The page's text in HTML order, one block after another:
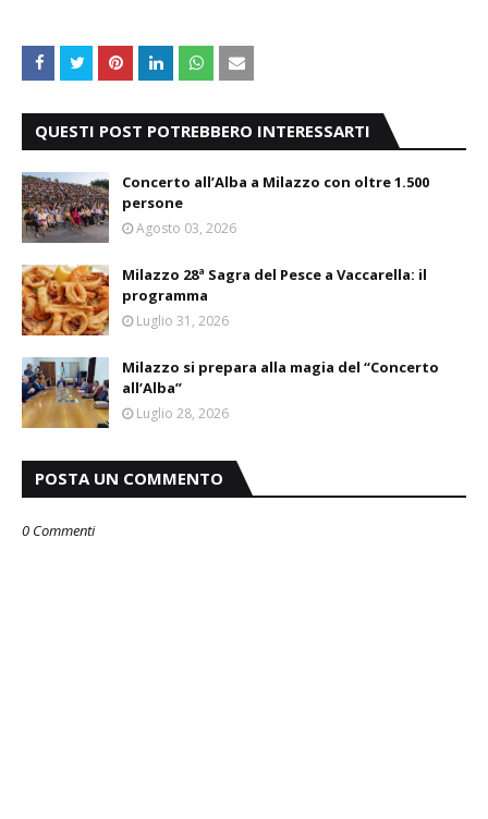
QUESTI POST POTREBBERO INTERESSARTI
Concerto all’Alba a Milazzo con oltre 1.500
persone
Agosto 03, 2026
Milazzo 28ª Sagra del Pesce a Vaccarella: il
programma
Luglio 31, 2026
Milazzo si prepara alla magia del “Concerto
all’Alba”
Luglio 28, 2026
POSTA UN COMMENTO
0 Commenti